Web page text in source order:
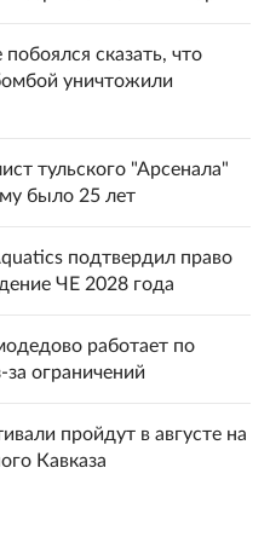
сказать, что
уничтожили
тульского "Арсенала"
было 25 лет
подтвердил право
ЧЕ 2028 года
работает по
ограничений
пройдут в августе на
Кавказа